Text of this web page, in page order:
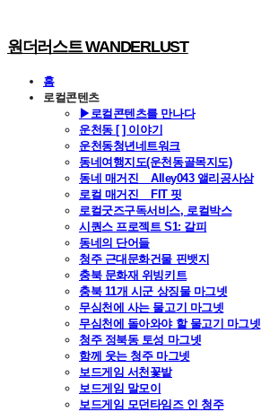
원더러스트 WANDERLUST
홈
로컬콘텐츠
▶로컬콘텐츠를 만나다
운천동 [ ] 이야기
운천동청년네트워크
동네여행지도(운천동골목지도)
동네 매거진 _ Alley043 앨리공사삼
로컬 매거진 _ FIT 핏
로컬굿즈구독서비스, 로컬박스
시퀀스 프로젝트 S1: 갈피
동네의 단어들
청주 근대문화건물 핀뱃지
충북 문화재 위빙키트
충북 11개 시군 상징물 마그넷
무심천에 사는 물고기 마그넷
무심천에 돌아와야 할 물고기 마그넷
청주 정북동 토성 마그넷
함께 웃는 청주 마그넷
보드게임 서천꽃밭
보드게임 말모이
보드게임 모던타임즈 인 청주